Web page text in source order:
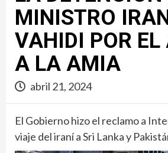
MINISTRO
VAHIDI POR EL
A LA AMIA
abril 21, 2024
El Gobierno hizo el reclamo a
viaje del iraní a Sri Lanka y